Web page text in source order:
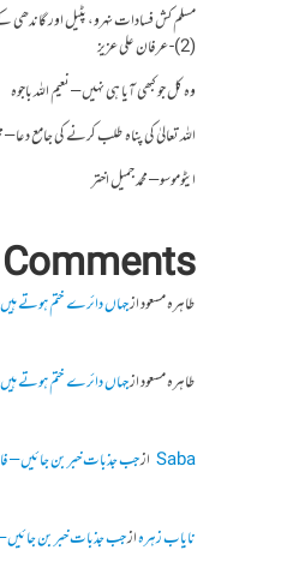
مسلم کش فسادات نہرو، پٹیل اور گاندھی
(2)- عرفان علی عزیز
وہ کل جو کبھی آیا ہی نہیں – نعیم اللہ باجوہ
اللہ تعالیٰ کی پناہ طلب کرنے کی جامع دعا –
ایٹوموسو – محمد جمیل اختر
طاہرہ مسعودازجہاں دائرے ختم ہوتے ہیں-
طاہرہ مسعودازجہاں دائرے ختم ہوتے ہیں-
Sabaازجب جذبات خبر بن جائیں –
نایاب زہرہازجب جذبات خبر بن جائیں –